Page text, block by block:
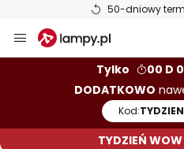
50-dniowy
Przejdź
do
Tylko
00 D
DODATKOWO
Kod:TYDZIEN
TYDZIEŃ WOW